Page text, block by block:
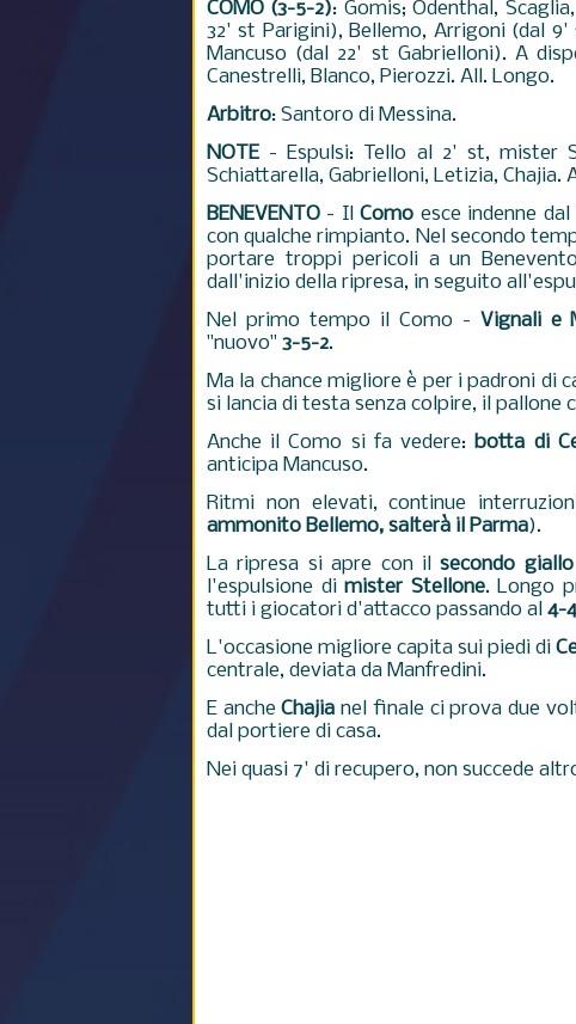
COMO (3-5-2): Gomis; Odenthal,
32' st Parigini), Bellemo, Arrigoni (dal
Mancuso (dal 22' st Gabrielloni). A
Canestrelli, Blanco, Pierozzi. All. Longo.
Arbitro: Santoro di Messina.
NOTE - Espulsi: Tello al 2' st, mister
Schiattarella, Gabrielloni, Letizia, Chajia.
BENEVENTO - IlComo esce indenne
con qualche rimpianto. Nel secondo
portare troppi pericoli a un
dall'inizio della ripresa, in seguito
Nel primo tempo il Como - Vignali e
"nuovo" 3-5-2.
Ma la chance migliore è per i padroni di
si lancia di testa senza colpire, il pallone
Anche il Como si fa vedere:botta di
anticipa Mancuso.
Ritmi non elevati, continue
ammonito Bellemo, salterà il Parma).
La ripresa si apre con ilsecondo
l'espulsione dimister Stellone. Longo
tutti i giocatori d'attacco passando al 4-
L'occasione migliore capita sui piedi di
centrale, deviata da Manfredini.
E ancheChajia nel finale ci prova due
dal portiere di casa.
Nei quasi 7' di recupero, non succede